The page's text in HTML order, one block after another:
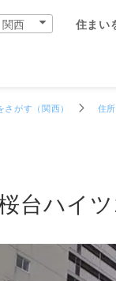
関西 住まい
（関西）
関西）
（関西）
とは
）
の全スタッフ
ジ
ツ1号棟
さがす（関西） 住
台ハイツ